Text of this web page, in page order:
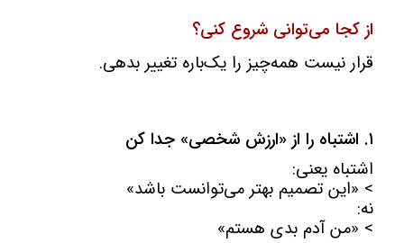
از کجا می‌توانی شروع کنی؟
قرار نیست همه‌چیز را یک‌باره تغییر بدهی.
۱. اشتباه را از «ارزش شخصی» جدا کن
اشتباه یعنی:
> «این تصمیم بهتر می‌توانست باشد»
نه:
> «من آدم بدی هستم»